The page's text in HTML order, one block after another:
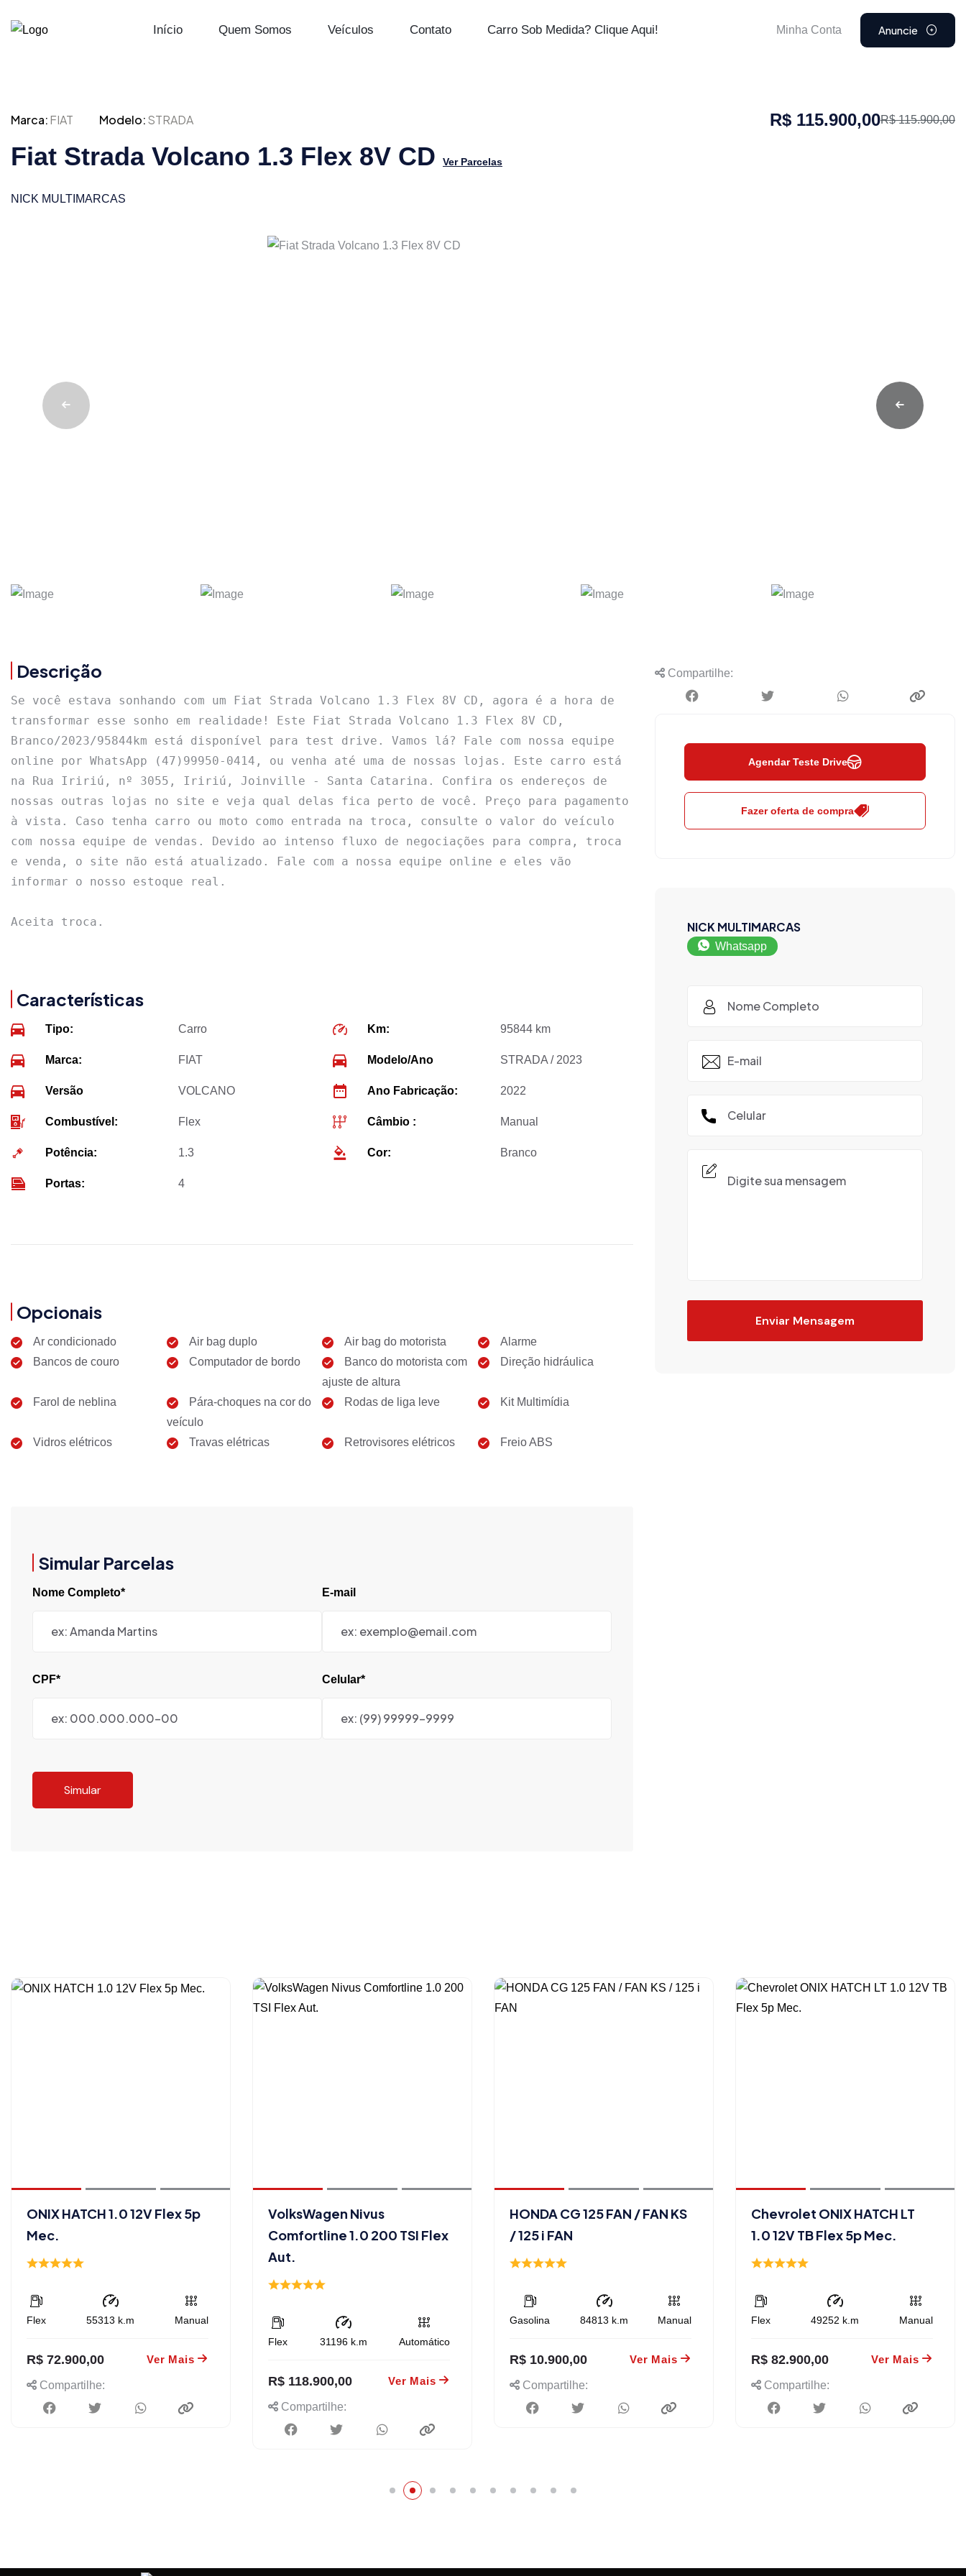
Início Quem Somos Veículos Contato Carro Sob Medida? Clique Aqui! Minha Conta Anuncie
Marca:FIAT Modelo:STRADA
Fiat Strada Volcano 1.3 Flex 8V CD Ver Parcelas
NICK MULTIMARCAS
R$ 115.900,00R$ 115.900,00
Descrição
Se você estava sonhando com um Fiat Strada Volcano 1.3 Flex 8V CD, agora é a hora de
transformar esse sonho em realidade! Este Fiat Strada Volcano 1.3 Flex 8V CD,
Branco/2023/95844km está disponível para test drive. Vamos lá? Fale com nossa equipe
online por WhatsApp (47)99950-0414, ou venha até uma de nossas lojas. Este carro está
na Rua Iririú, nº 3055, Iririú, Joinville - Santa Catarina. Confira os endereços de
nossas outras lojas no site e veja qual delas fica perto de você. Preço para pagamento
à vista. Caso tenha carro ou moto como entrada na troca, consulte o valor do veículo
com nossa equipe de vendas. Devido ao intenso fluxo de negociações para compra, troca
e venda, o site não está atualizado. Fale com a nossa equipe online e eles vão
informar o nosso estoque real.
Aceita troca.
Características
Tipo: Carro Km: 95844 km
Marca: FIAT Modelo/Ano STRADA / 2023
Versão VOLCANO Ano Fabricação: 2022
Combustível: Flex Câmbio : Manual
Potência: 1.3 Cor: Branco
Portas: 4
Opcionais
Ar condicionado Air bag duplo Air bag do motorista
Alarme
Bancos de couro
Computador de bordo
Banco do motorista com
ajuste de altura
Direção hidráulica
Farol de neblina
Pára-choques na cor do
veículo
Rodas de liga leve Kit Multimídia
Vidros elétricos Travas elétricas Retrovisores elétricos Freio ABS
Simular Parcelas
Nome Completo* E-mail
CPF* Celular*
Simular
Compartilhe:
Agendar Teste Drive
Fazer oferta de compra
NICK MULTIMARCAS
Whatsapp
Enviar Mensagem
ONIX HATCH 1.0 12V Flex 5p
Mec.
Flex 55313 k.m Manual
R$ 72.900,00 Ver Mais
Compartilhe:
VolksWagen Nivus
Comfortline 1.0 200 TSI Flex
Aut.
Flex 31196k.m Automático
R$ 118.900,00 Ver Mais
Compartilhe:
HONDA CG 125 FAN / FAN KS
/ 125 i FAN
Gasolina 84813 k.m Manual
R$ 10.900,00 Ver Mais
Compartilhe:
Chevrolet ONIX HATCH LT
1.0 12V TB Flex 5p Mec.
Flex 49252 k.m Manual
R$ 82.900,00 Ver Mais
Compartilhe: